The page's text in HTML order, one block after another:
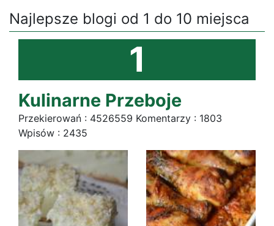
Najlepsze blogi od 1 do 10 miejsca
1
Kulinarne Przeboje
Przekierowań : 4526559 Komentarzy : 1803
Wpisów : 2435